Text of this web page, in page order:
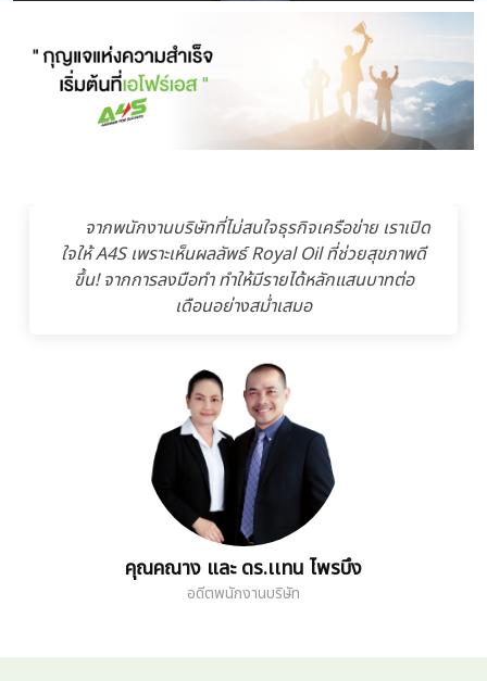
จากพนักงานบริษัทที่ไม่สนใจธุรกิจเครือข่าย เราเปิด
ใจให้ A4S เพราะเห็นผลลัพธ์ Royal Oil ที่ช่วยสุขภาพดี
ขึ้น! จากการลงมือทำ ทำให้มีรายได้หลักแสนบาทต่อ
เดือนอย่างสม่ำเสมอ
คุณคณาง และ ดร.เเทน ไพรบึง
อดีตพนักงานบริษัท